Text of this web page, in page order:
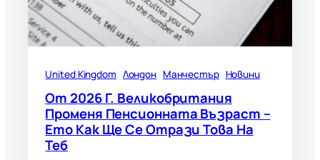
United Kingdom Лондон Манчестър Новини
От 2026 Г. Великобритания
Променя Пенсионната Възраст –
Ето Как Ще Се Отрази Това На
Теб